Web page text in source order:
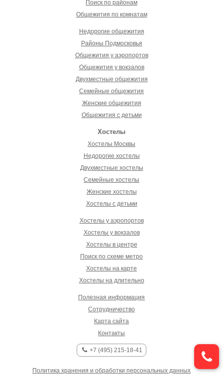
Поиск по районам
Общежития по комнатам
Недорогие общежития
Районы Подмосковья
Общежития у аэропортов
Общежития у вокзалов
Двухместные общежития
Семейные общежития
Женские общежития
Общежития с детьми
Хостелы
Хостелы Москвы
Недорогие хостелы
Двухместные хостелы
Семейные хостелы
Женские хостелы
Хостелы с детьми
Хостелы у аэропортов
Хостелы у вокзалов
Хостелы в центре
Поиск по схеме метро
Хостелы на карте
Хостелы на длительно
Полезная информация
Сотрудничество
Карта сайта
Контакты
+7 (495) 215-18-41
Политика хранения и обработки персональных данных